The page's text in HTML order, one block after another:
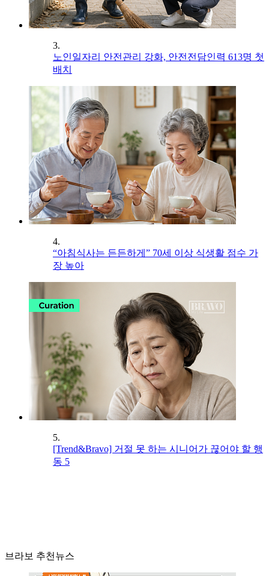
3.
노인일자리 안전관리 강화, 안전전담인력 613명 첫
배치
4.
“아침식사는 든든하게” 70세 이상 식생활 점수 가
장 높아
5.
[Trend&Bravo] 거절 못 하는 시니어가 끊어야 할 행
동 5
브라보 추천뉴스